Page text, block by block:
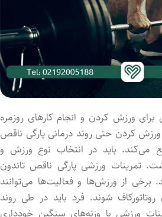
ورزش کردن و انجام کارهای روزمره
ورزش کردن حتی روند درمانی پارگی ناقص
می‌کند. باید در انتخاب نوع ورزش و
تمرینات ورزشی پارگی ناقص تاندون
از ورزش‌ها و فعالیت‌ها می‌توانند
شوند. فرد باید در طی روند
ورزشی با وزنه‌های سنگین خودداری